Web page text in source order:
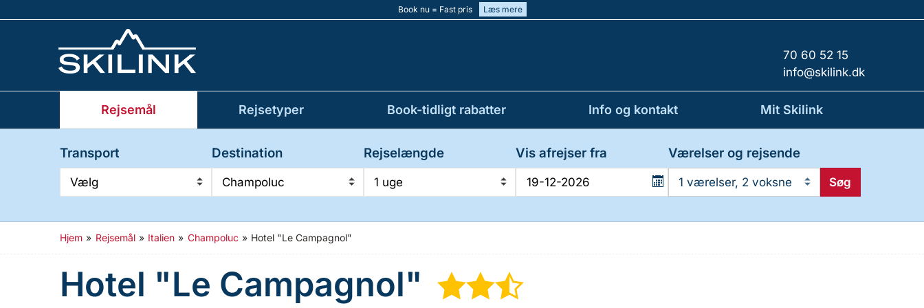
Book nu = Fast pris Læs mere
70 60 52 15
info@skilink.dk
Rejsemål Rejsetyper Book-tidligt rabatter Info og kontakt Mit Skilink
Transport
Vælg
Destination
Champoluc
Rejselængde
1 uge
Vis afrejser fra Værelser og rejsende
1 værelser, 2 voksne Søg
Hjem » Rejsemål » Italien » Champoluc » Hotel "Le Campagnol"
Hotel "Le Campagnol" ★★½